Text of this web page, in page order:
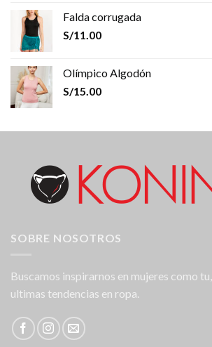
Falda corrugada
S/11.00
Olímpico Algodón
S/15.00
SOBRE NOSOTROS
Buscamos inspirarnos en mujeres como
ultimas tendencias en ropa.